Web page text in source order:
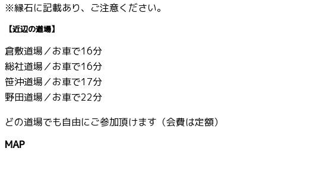
※縁石に記載あり、ご注意ください。
【近辺の道場】
倉敷道場／お車で16分
総社道場／お車で16分
笹沖道場／お車で17分
野田道場／お車で22分
どの道場でも自由にご参加頂けます（会費は定額）
MAP